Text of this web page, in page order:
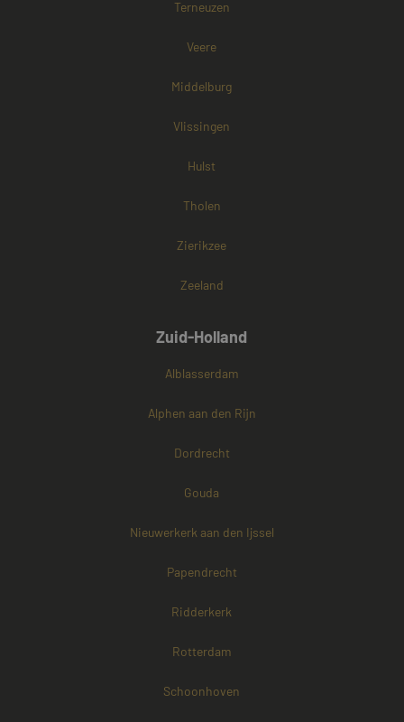
Terneuzen
Veere
Middelburg
Vlissingen
Hulst
Tholen
Zierikzee
Zeeland
Zuid-Holland
Alblasserdam
Alphen aan den Rijn
Dordrecht
Gouda
Nieuwerkerk aan den Ijssel
Papendrecht
Ridderkerk
Rotterdam
Schoonhoven